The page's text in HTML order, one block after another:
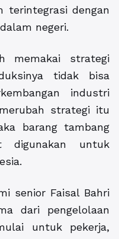
terintegrasi dengan
negeri.
memakai strategi
tidak bisa
industri
strategi itu
barang tambang
untuk
senior Faisal Bahri
dari pengelolaan
untuk pekerja,